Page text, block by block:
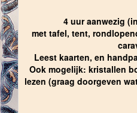
4 uur aanwezig
met tafel, tent,
Leest kaarten, en
Ook mogelijk: kristallen
lezen (graag doorgeven